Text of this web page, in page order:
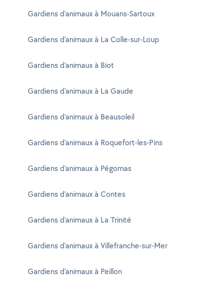
Gardiens d'animaux à Mouans-Sartoux
Gardiens d'animaux à La Colle-sur-Loup
Gardiens d'animaux à Biot
Gardiens d'animaux à La Gaude
Gardiens d'animaux à Beausoleil
Gardiens d'animaux à Roquefort-les-Pins
Gardiens d'animaux à Pégomas
Gardiens d'animaux à Contes
Gardiens d'animaux à La Trinité
Gardiens d'animaux à Villefranche-sur-Mer
Gardiens d'animaux à Peillon